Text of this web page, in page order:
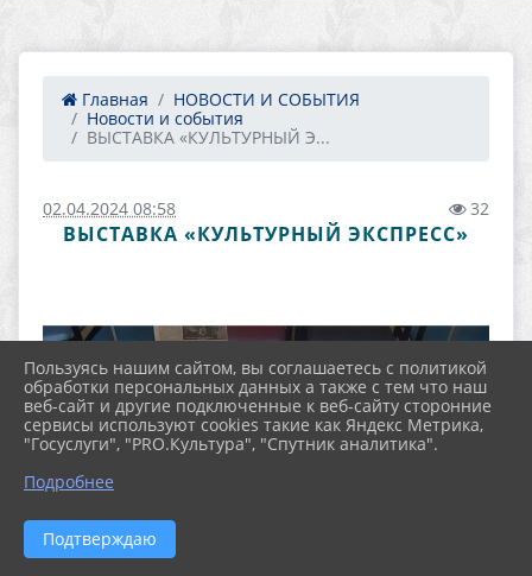
Главная
НОВОСТИ И СОБЫТИЯ
Новости и события
ВЫСТАВКА «КУЛЬТУРНЫЙ Э...
02.04.2024 08:58 32
ВЫСТАВКА «КУЛЬТУРНЫЙ ЭКСПРЕСС»
Пользуясь нашим сайтом, вы соглашаетесь с политикой
обработки персональных данных а также с тем что наш
веб-сайт и другие подключенные к веб-сайту сторонние
сервисы используют cookies такие как Яндекс Метрика,
"Госуслуги", "PRO.Культура", "Спутник аналитика".
Подробнее
Подтверждаю